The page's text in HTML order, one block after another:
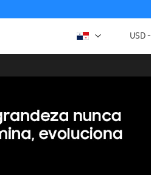
USD -